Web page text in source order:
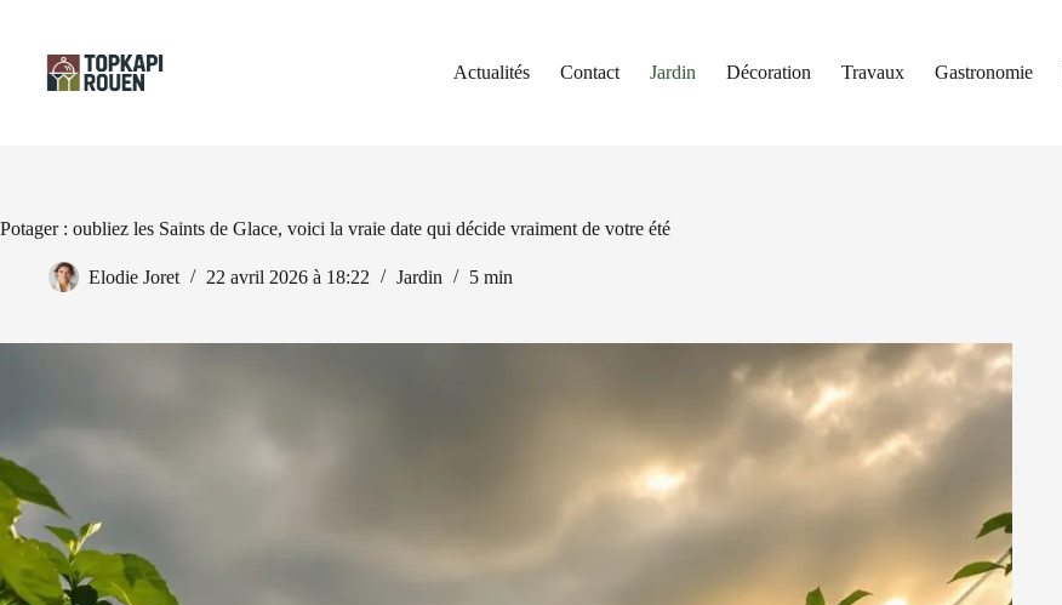
contenu
Actualités
Contact Jardin Décoration Travaux Gastronomie
Potager : oubliez les Saints de Glace, voici la vraie date qui décide vraiment de votre été
Elodie Joret 22 avril 2026 à 18:22 Jardin 5 min